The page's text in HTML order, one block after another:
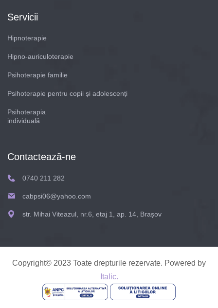
Servicii
Hipnoterapie
Hipno-auriculoterapie
Psihoterapie familie
Psihoterapie pentru copii și adolescenți
Psihoterapia
individuală
Contactează-ne
0740 211 282
cabpsi06@yahoo.com
str. Mihai Viteazul, nr.6, etaj 1, ap. 14, Brașov
Copyright© 2023 Toate drepturile rezervate. Powered by
Italic.